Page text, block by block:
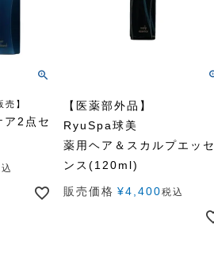
売】
2点セ
【医薬部外品】
RyuSpa球美
薬用ヘア＆スカルプエッセ
ンス(120ml)
販売価格 ¥4,400税込